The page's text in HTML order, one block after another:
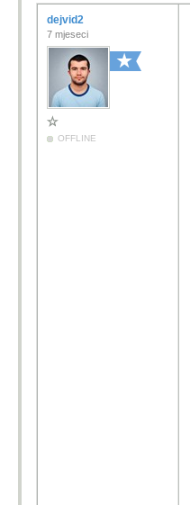
dejvid2
7 mjeseci
OFFLINE